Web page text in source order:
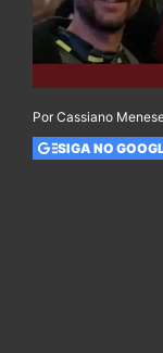
Por Cassiano
SIGA NO